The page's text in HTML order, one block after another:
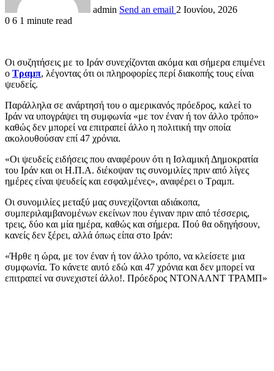
admin Send an email 2 Ιουνίου, 2026
0 6 1 minute read
Οι συζητήσεις με το Ιράν συνεχίζονται ακόμα και σήμερα επιμένει
ο Τραμπ, λέγοντας ότι οι πληροφορίες περί διακοπής τους είναι
ψευδείς.
Παράλληλα σε ανάρτησή του ο αμερικανός πρόεδρος, καλεί το
Ιράν να υπογράψει τη συμφωνία «με τον έναν ή τον άλλο τρόπο»
καθώς δεν μπορεί να επιτραπεί άλλο η πολιτική την οποία
ακολουθούσαν επί 47 χρόνια.
«Οι ψευδείς ειδήσεις που αναφέρουν ότι η Ισλαμική Δημοκρατία
του Ιράν και οι Η.Π.Α. διέκοψαν τις συνομιλίες πριν από λίγες
ημέρες είναι ψευδείς και εσφαλμένες», αναφέρει ο Τραμπ.
Οι συνομιλίες μεταξύ μας συνεχίζονται αδιάκοπα,
συμπεριλαμβανομένων εκείνων που έγιναν πριν από τέσσερις,
τρεις, δύο και μία ημέρα, καθώς και σήμερα. Πού θα οδηγήσουν,
κανείς δεν ξέρει, αλλά όπως είπα στο Ιράν:
«Ήρθε η ώρα, με τον έναν ή τον άλλο τρόπο, να κλείσετε μια
συμφωνία. Το κάνετε αυτό εδώ και 47 χρόνια και δεν μπορεί να
επιτραπεί να συνεχιστεί άλλο!. Πρόεδρος ΝΤΟΝΑΛΝΤ ΤΡΑΜΠ»